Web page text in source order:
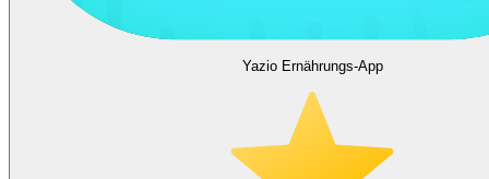
Yazio Ernährungs-App